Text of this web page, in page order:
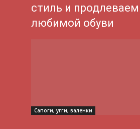
стиль и
любимой обуви
Сапоги, угги, валенки